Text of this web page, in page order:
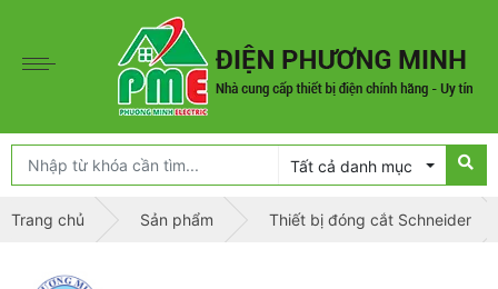
Tất cả danh mục
Trang chủ Sản phẩm Thiết bị đóng cắt Schneider